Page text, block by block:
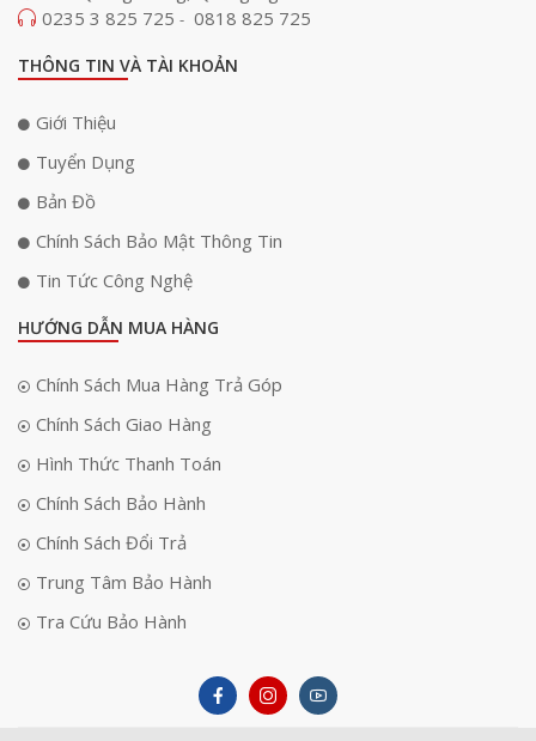
Yamaha HPH-MT5 có thiết kế mạnh mẽ, hiện đại với kiểu
dáng chắc chắn và thời trang. Phần headband được làm
từ chất liệu bền bỉ, chịu lực tốt, có thể điều chỉnh linh
hoạt, giúp người dùng cảm thấy thoải mái dù sử dụng
trong thời gian dài. Mặt ngoài của tai nghe mang phong
chuyên nghiệp. Thiết kế ôm sát tai với đệm tai dày và êm,
và giúp bạn tập trung vào công việc mà không bị phân
tâm.
0235 3 825 725 - 0818 825 725
THÔNG TIN VÀ TÀI KHOẢN
Giới Thiệu
Tuyển Dụng
Bản Đồ
Chính Sách Bảo Mật Thông Tin
Tin Tức Công Nghệ
HƯỚNG DẪN MUA HÀNG
Chính Sách Mua Hàng Trả Góp
Chính Sách Giao Hàng
Hình Thức Thanh Toán
Chính Sách Bảo Hành
Chính Sách Đổi Trả
Trung Tâm Bảo Hành
Tra Cứu Bảo Hành